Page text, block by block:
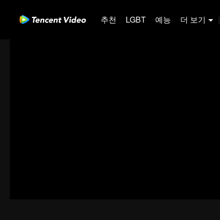
추천 LGBT 예능 더 보기 |